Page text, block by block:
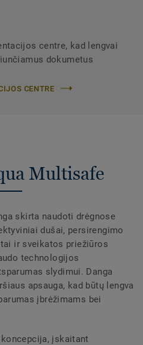
centre, kad lengvai
dokumetus
CENTRE
Multisafe
skirta naudoti drėgnose
dušai, persirengimo
ir sveikatos priežiūros
technologijos
slydimui. Danga
apsauga, kad būtų lengva
įbrėžimams bei
įskaitant